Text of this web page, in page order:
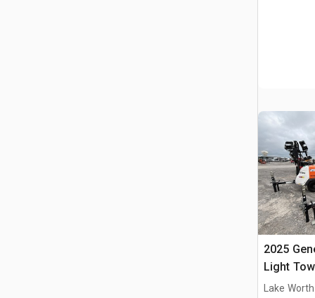
2025
Light
Lake